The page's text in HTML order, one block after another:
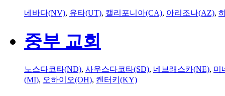
네바다(NV), 유타(UT), 캘리포니아(CA), 아리조나(AZ),
중부 교회
노스다코타(ND), 사우스다코타(SD), 네브래스카(NE), 미
(MI), 오하이오(OH), 켄터키(KY)